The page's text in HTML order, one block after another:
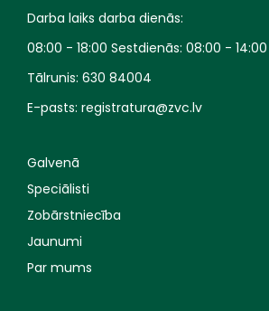
Darba laiks darba dienās:
08:00 - 18:00 Sestdienās: 08:00 - 14:00
Tālrunis: 630 84004
E-pasts: registratura@zvc.lv
Galvenā
Speciālisti
Zobārstniecība
Jaunumi
Par mums